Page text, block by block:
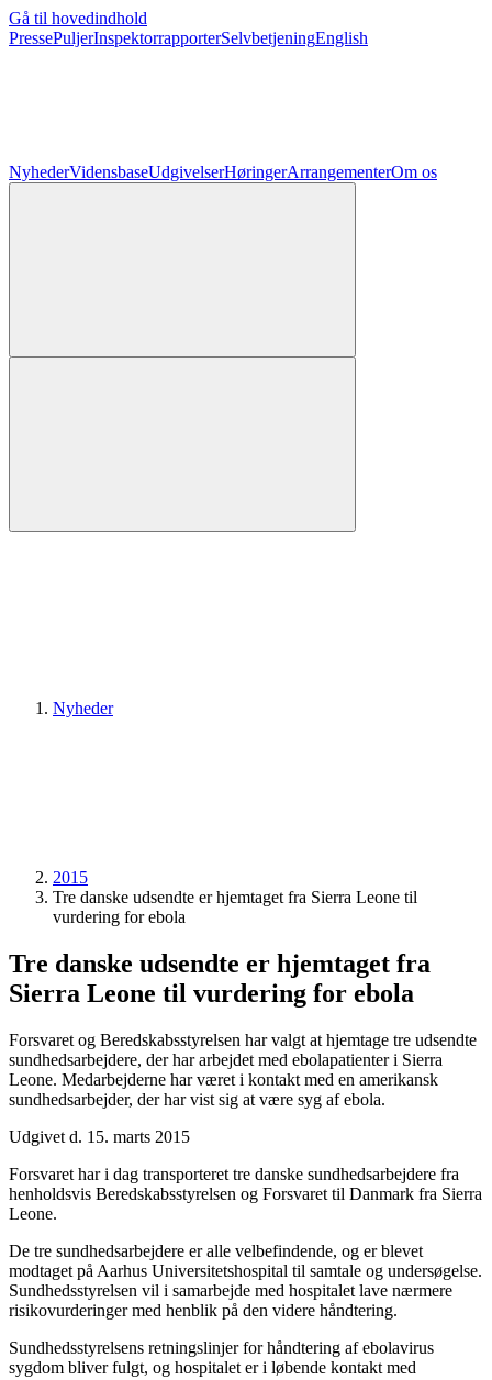
Gå til hovedindhold
PressePuljerInspektorrapporterSelvbetjeningEnglish
NyhederVidensbaseUdgivelserHøringerArrangementerOm os
Nyheder
2015
Tre danske udsendte er hjemtaget fra Sierra Leone til
vurdering for ebola
Tre danske udsendte er hjemtaget fra
Sierra Leone til vurdering for ebola
Forsvaret og Beredskabsstyrelsen har valgt at hjemtage tre udsendte
sundhedsarbejdere, der har arbejdet med ebolapatienter i Sierra
Leone. Medarbejderne har været i kontakt med en amerikansk
sundhedsarbejder, der har vist sig at være syg af ebola.
Udgivet d. 15. marts 2015
Forsvaret har i dag transporteret tre danske sundhedsarbejdere fra
henholdsvis Beredskabsstyrelsen og Forsvaret til Danmark fra Sierra
Leone.
De tre sundhedsarbejdere er alle velbefindende, og er blevet
modtaget på Aarhus Universitetshospital til samtale og undersøgelse.
Sundhedsstyrelsen vil i samarbejde med hospitalet lave nærmere
risikovurderinger med henblik på den videre håndtering.
Sundhedsstyrelsens retningslinjer for håndtering af ebolavirus
sygdom bliver fulgt, og hospitalet er i løbende kontakt med